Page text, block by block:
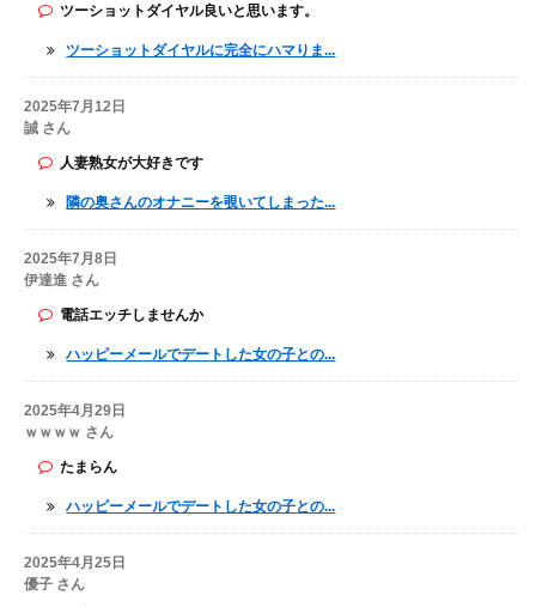
ツーショットダイヤル良いと思います。
ツーショットダイヤルに完全にハマりま...
2025年7月12日
誠 さん
人妻熟女が大好きです
隣の奥さんのオナニーを覗いてしまった...
2025年7月8日
伊達進 さん
電話エッチしませんか
ハッピーメールでデートした女の子との...
2025年4月29日
ｗｗｗｗ さん
たまらん
ハッピーメールでデートした女の子との...
2025年4月25日
優子 さん